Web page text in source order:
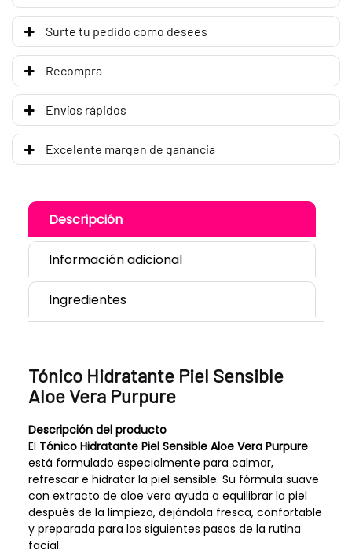
Surte tu pedido como desees
Recompra
Envíos rápidos
Excelente margen de ganancia
Descripción
Información adicional
Ingredientes
Tónico Hidratante Piel Sensible
Aloe Vera Purpure
Descripción del producto
El Tónico Hidratante Piel Sensible Aloe Vera Purpure
está formulado especialmente para calmar,
refrescar e hidratar la piel sensible. Su fórmula suave
con extracto de aloe vera ayuda a equilibrar la piel
después de la limpieza, dejándola fresca, confortable
y preparada para los siguientes pasos de la rutina
facial.